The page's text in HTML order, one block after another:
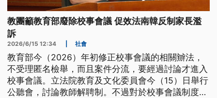
教團籲教育部廢除校事會議 促效法南韓反制家長濫
訴
2026/6/15 12:34 社會
教育部今（2026）年初修正校事會議的相關辧法，
不受理匿名檢舉，而且案件分流，要經過討論才進入
校事會議。立法院教育及文化委員會今（15）日舉行
公聽會，討論教師解聘制。不過對於校事會議制度爭